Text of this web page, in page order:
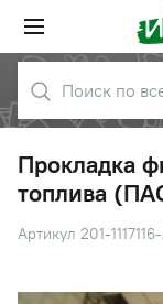
Прокладка
топлива
Артикул 201-